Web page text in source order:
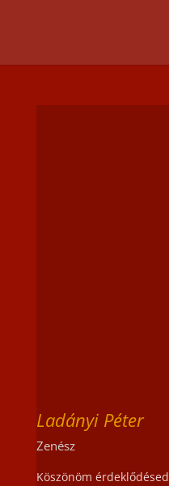
Ladányi Péter
Zenész
Köszönöm érdeklődésed